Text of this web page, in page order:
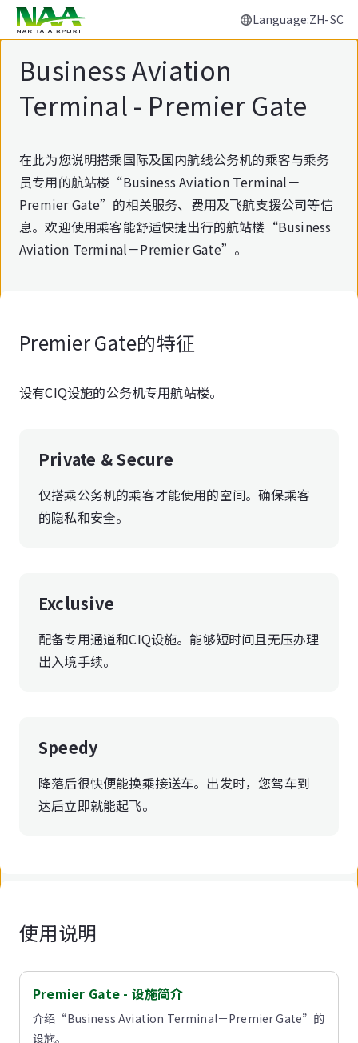
Language:ZH-SC
Business Aviation
Terminal - Premier Gate
在此为您说明搭乘国际及国内航线公务机的乘客与乘务
员专用的航站楼“Business Aviation Terminal－
Premier Gate”的相关服务、费用及飞航支援公司等信
息。欢迎使用乘客能舒适快捷出行的航站楼“Business
Aviation Terminal－Premier Gate”。
Premier Gate的特征
设有CIQ设施的公务机专用航站楼。
Private & Secure
仅搭乘公务机的乘客才能使用的空间。确保乘客
的隐私和安全。
Exclusive
配备专用通道和CIQ设施。能够短时间且无压办理
出入境手续。
Speedy
降落后很快便能换乘接送车。出发时，您驾车到
达后立即就能起飞。
使用说明
Premier Gate - 设施简介
介绍“Business Aviation Terminal－Premier Gate”的
设施。